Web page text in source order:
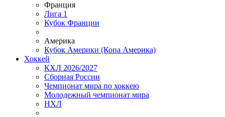
Франция
Лига 1
Кубок Франции
Америка
Кубок Америки (Копа Америка)
Хоккей
КХЛ 2026/2027
Сборная России
Чемпионат мира по хоккею
Молодежный чемпионат мира
НХЛ